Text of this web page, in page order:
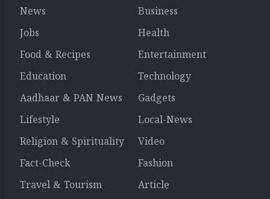
News
Business
Jobs
Health
Food & Recipes
Entertainment
Education
Technology
Aadhaar & PAN News
Gadgets
Lifestyle
Local-News
Religion & Spirituality
Video
Fact-Check
Fashion
Travel & Tourism
Article